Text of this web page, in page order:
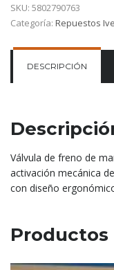
SKU: 5802790763
Categoría: Repuestos
DESCRIPCIÓN
Válvula de freno de
activación mecánica
con diseño
Productos